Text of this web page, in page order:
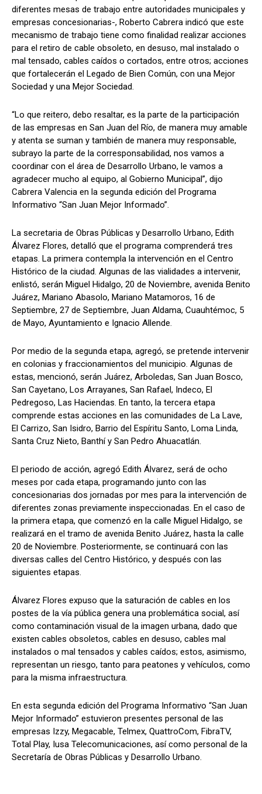
diferentes mesas de trabajo entre autoridades municipales y
empresas concesionarias-, Roberto Cabrera indicó que este
mecanismo de trabajo tiene como finalidad realizar acciones
para el retiro de cable obsoleto, en desuso, mal instalado o
mal tensado, cables caídos o cortados, entre otros; acciones
que fortalecerán el Legado de Bien Común, con una Mejor
Sociedad y una Mejor Sociedad.
“Lo que reitero, debo resaltar, es la parte de la participación
de las empresas en San Juan del Río, de manera muy amable
y atenta se suman y también de manera muy responsable,
subrayo la parte de la corresponsabilidad, nos vamos a
coordinar con el área de Desarrollo Urbano, le vamos a
agradecer mucho al equipo, al Gobierno Municipal”, dijo
Cabrera Valencia en la segunda edición del Programa
Informativo “San Juan Mejor Informado”.
La secretaria de Obras Públicas y Desarrollo Urbano, Edith
Álvarez Flores, detalló que el programa comprenderá tres
etapas. La primera contempla la intervención en el Centro
Histórico de la ciudad. Algunas de las vialidades a intervenir,
enlistó, serán Miguel Hidalgo, 20 de Noviembre, avenida Benito
Juárez, Mariano Abasolo, Mariano Matamoros, 16 de
Septiembre, 27 de Septiembre, Juan Aldama, Cuauhtémoc, 5
de Mayo, Ayuntamiento e Ignacio Allende.
Por medio de la segunda etapa, agregó, se pretende intervenir
en colonias y fraccionamientos del municipio. Algunas de
estas, mencionó, serán Juárez, Arboledas, San Juan Bosco,
San Cayetano, Los Arrayanes, San Rafael, Indeco, El
Pedregoso, Las Haciendas. En tanto, la tercera etapa
comprende estas acciones en las comunidades de La Lave,
El Carrizo, San Isidro, Barrio del Espíritu Santo, Loma Linda,
Santa Cruz Nieto, Banthí y San Pedro Ahuacatlán.
El periodo de acción, agregó Edith Álvarez, será de ocho
meses por cada etapa, programando junto con las
concesionarias dos jornadas por mes para la intervención de
diferentes zonas previamente inspeccionadas. En el caso de
la primera etapa, que comenzó en la calle Miguel Hidalgo, se
realizará en el tramo de avenida Benito Juárez, hasta la calle
20 de Noviembre. Posteriormente, se continuará con las
diversas calles del Centro Histórico, y después con las
siguientes etapas.
Álvarez Flores expuso que la saturación de cables en los
postes de la vía pública genera una problemática social, así
como contaminación visual de la imagen urbana, dado que
existen cables obsoletos, cables en desuso, cables mal
instalados o mal tensados y cables caídos; estos, asimismo,
representan un riesgo, tanto para peatones y vehículos, como
para la misma infraestructura.
En esta segunda edición del Programa Informativo “San Juan
Mejor Informado” estuvieron presentes personal de las
empresas Izzy, Megacable, Telmex, QuattroCom, FibraTV,
Total Play, Iusa Telecomunicaciones, así como personal de la
Secretaría de Obras Públicas y Desarrollo Urbano.